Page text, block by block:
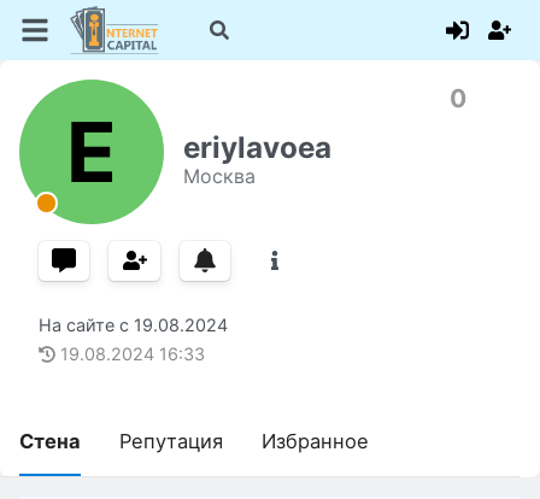
E eriylavoea
Москва
0
На сайте с 19.08.2024
19.08.2024 16:33
Стена Репутация Избранное